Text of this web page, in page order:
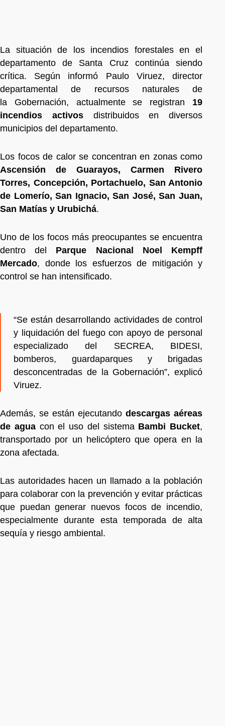
La situación de los incendios forestales en el
departamento de Santa Cruz continúa siendo
crítica. Según informó Paulo Viruez, director
departamental de recursos naturales de
la Gobernación, actualmente se registran 19
incendios activosdistribuidos en diversos
municipios del departamento.
Los focos de calor se concentran en zonas como
Ascensión de Guarayos, Carmen Rivero
Torres, Concepción, Portachuelo, San Antonio
de Lomerío, San Ignacio, San José, San Juan,
San Matías y Urubichá.
Uno de los focos más preocupantes se encuentra
dentro del Parque Nacional Noel Kempff
Mercado, donde los esfuerzos de mitigación y
control se han intensificado.
“Se están desarrollando actividades de control
y liquidación del fuego con apoyo de personal
especializado del SECREA, BIDESI,
bomberos, guardaparques y brigadas
desconcentradas de la Gobernación”, explicó
Viruez.
Además, se están ejecutando descargas aéreas
de aguacon el uso del sistema Bambi Bucket,
transportado por un helicóptero que opera en la
zona afectada.
Las autoridades hacen un llamado a la población
para colaborar con la prevención y evitar prácticas
que puedan generar nuevos focos de incendio,
especialmente durante esta temporada de alta
sequía y riesgo ambiental.